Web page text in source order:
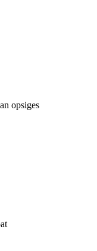
opsiges